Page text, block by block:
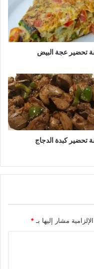
تحضير عجة البيض
تحضير كبدة الدجاج
مشار إليها بـ *